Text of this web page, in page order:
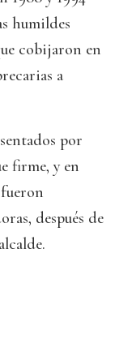
humildes
cobijaron en
a
por
firme, y en
después de